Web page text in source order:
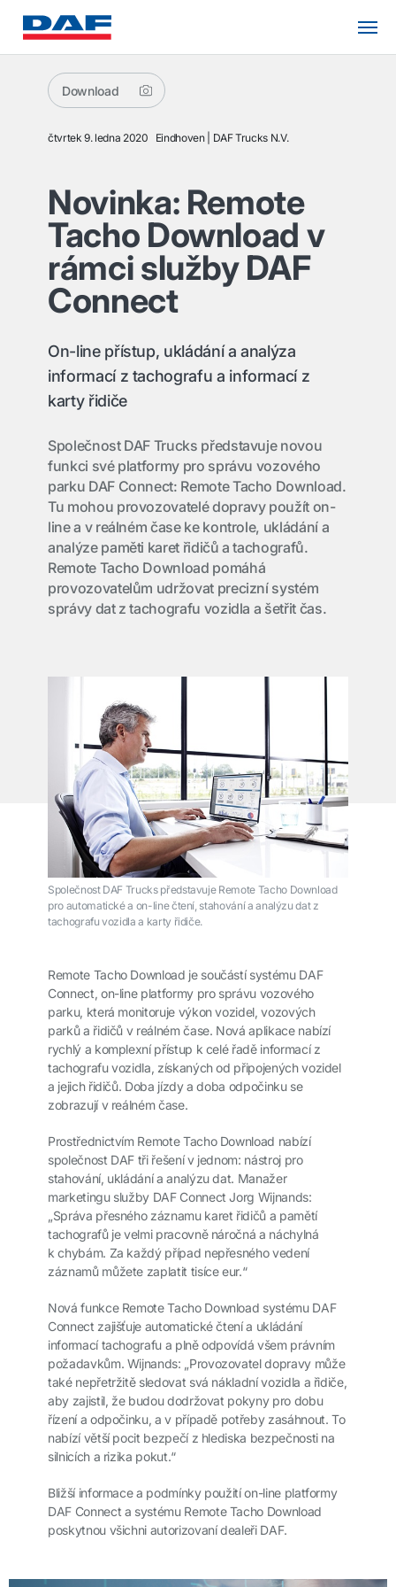
Download
čtvrtek 9. ledna 2020 Eindhoven DAF Trucks N.V.
Novinka: Remote
Tacho Download v
rámci služby DAF
Connect
On-line přístup, ukládání a analýza
informací z tachografu a informací z
karty řidiče
Společnost DAF Trucks představuje novou
funkci své platformy pro správu vozového
parku DAF Connect: Remote Tacho Download.
Tu mohou provozovatelé dopravy použít on-
line a v reálném čase ke kontrole, ukládání a
analýze paměti karet řidičů a tachografů.
Remote Tacho Download pomáhá
provozovatelům udržovat precizní systém
správy dat z tachografu vozidla a šetřit čas.
Společnost DAF Trucks představuje Remote Tacho Download
pro automatické a on-line čtení, stahování a analýzu dat z
tachografu vozidla a karty řidiče.
Remote Tacho Download je součástí systému DAF
Connect, on-line platformy pro správu vozového
parku, která monitoruje výkon vozidel, vozových
parků a řidičů v reálném čase. Nová aplikace nabízí
rychlý a komplexní přístup k celé řadě informací z
tachografu vozidla, získaných od připojených vozidel
a jejich řidičů. Doba jízdy a doba odpočinku se
zobrazují v reálném čase.
Prostřednictvím Remote Tacho Download nabízí
společnost DAF tři řešení v jednom: nástroj pro
stahování, ukládání a analýzu dat. Manažer
marketingu služby DAF Connect Jorg Wijnands:
„Správa přesného záznamu karet řidičů a pamětí
tachografů je velmi pracovně náročná a náchylná
k chybám. Za každý případ nepřesného vedení
záznamů můžete zaplatit tisíce eur.“
Nová funkce Remote Tacho Download systému DAF
Connect zajišťuje automatické čtení a ukládání
informací tachografu a plně odpovídá všem právním
požadavkům. Wijnands: „Provozovatel dopravy může
také nepřetržitě sledovat svá nákladní vozidla a řidiče,
aby zajistil, že budou dodržovat pokyny pro dobu
řízení a odpočinku, a v případě potřeby zasáhnout. To
nabízí větší pocit bezpečí z hlediska bezpečnosti na
silnicích a rizika pokut.“
Bližší informace a podmínky použití on-line platformy
DAF Connect a systému Remote Tacho Download
poskytnou všichni autorizovaní dealeři DAF.